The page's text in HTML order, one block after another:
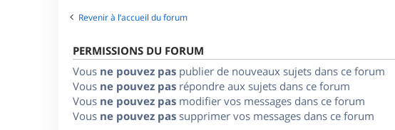
Revenir à l’accueil du forum
PERMISSIONS DU FORUM
Vous ne pouvez pas publier de nouveaux sujets dans ce forum
Vous ne pouvez pas répondre aux sujets dans ce forum
Vous ne pouvez pas modifier vos messages dans ce forum
Vous ne pouvez pas supprimer vos messages dans ce forum